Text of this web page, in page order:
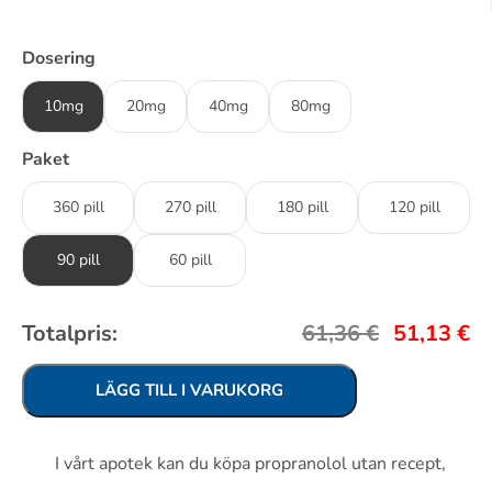
Dosering
10mg 20mg 40mg 80mg
Paket
360 pill 270 pill 180 pill 120 pill
90 pill 60 pill
Totalpris: 61,36€ 51,13 €
LÄGG TILL I VARUKORG
I vårt apotek kan du köpa propranolol utan recept,